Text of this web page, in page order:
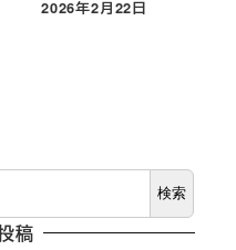
投稿日
2026年2月22日
検索
稿